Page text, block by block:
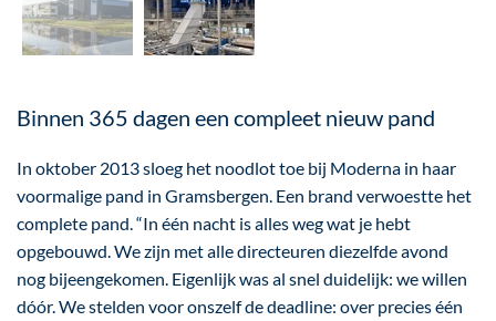
Binnen 365 dagen een compleet nieuw pand
In oktober 2013 sloeg het noodlot toe bij Moderna in haar
voormalige pand in Gramsbergen. Een brand verwoestte het
complete pand. “In één nacht is alles weg wat je hebt
opgebouwd. We zijn met alle directeuren diezelfde avond
nog bijeengekomen. Eigenlijk was al snel duidelijk: we willen
dóór. We stelden voor onszelf de deadline: over precies één